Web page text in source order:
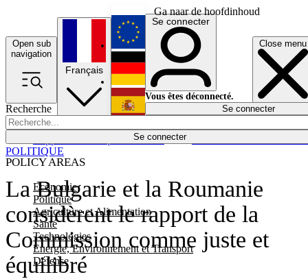
Ga naar de hoofdinhoud
Open sub
navigation
Close menu
Recherche
Se connecter
POLICY AREAS
Economie
Politique
Agriculture et Alimentation
Santé
Technologies
Energie, Environnement et Transport
Défense
Économie
Français
English
Deutsch
Español
Se connecter
Vous êtes déconnecté.
Se connecter
La Bulgarie et la Roumanie
considèrent le rapport de la
Commission comme juste et
équilibré
POLITIQUE